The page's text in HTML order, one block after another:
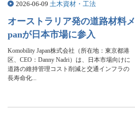
2026-06-09 土木資材・工法
オーストラリア発の道路材料
panが日本市場に参入
Komobility Japan株式会社（所在地：東京都港
区、CEO：Danny Nadri）は、日本市場向けに
道路の維持管理コスト削減と交通インフラの
長寿命化...